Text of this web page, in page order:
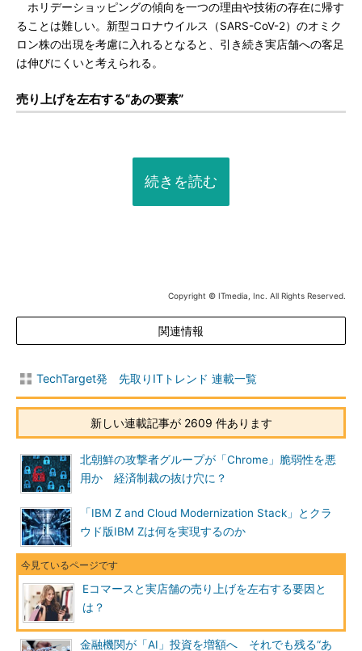
ホリデーショッピングの傾向を一つの理由や技術の存在に帰す
ることは難しい。新型コロナウイルス（SARS-CoV-2）のオミク
ロン株の出現を考慮に入れるとなると、引き続き実店舗への客足
は伸びにくいと考えられる。
売り上げを左右する“あの要素”
続きを読む
Copyright © ITmedia, Inc. All Rights Reserved.
関連情報
TechTarget発 先取りITトレンド 連載一覧
新しい連載記事が 2609 件あります
北朝鮮の攻撃者グループが「Chrome」脆弱性を悪
用か 経済制裁の抜け穴に？
「IBM Z and Cloud Modernization Stack」とクラ
ウド版IBM Zは何を実現するのか
Eコマースと実店舗の売り上げを左右する要因と
は？
金融機関が「AI」投資を増額へ それでも残る“あ